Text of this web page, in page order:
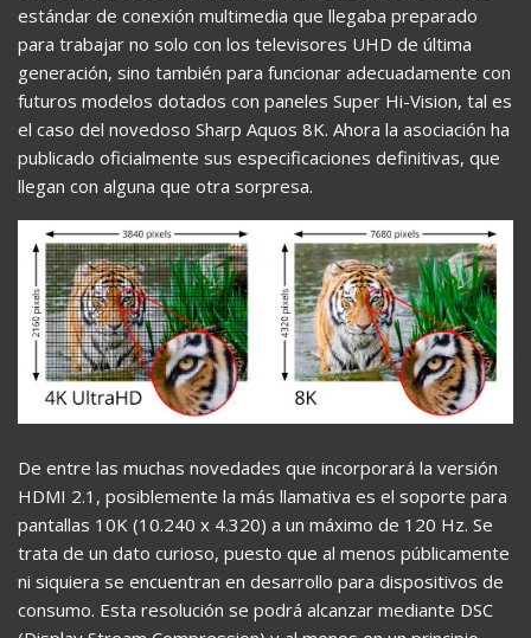
estándar de conexión multimedia que llegaba preparado
para trabajar no solo con los televisores UHD de última
generación, sino también para funcionar adecuadamente con
futuros modelos dotados con paneles Super Hi-Vision, tal es
el caso del novedoso Sharp Aquos 8K. Ahora la asociación ha
publicado oficialmente sus especificaciones definitivas, que
llegan con alguna que otra sorpresa.
De entre las muchas novedades que incorporará la versión
HDMI 2.1, posiblemente la más llamativa es el soporte para
pantallas 10K (10.240 x 4.320) a un máximo de 120 Hz. Se
trata de un dato curioso, puesto que al menos públicamente
ni siquiera se encuentran en desarrollo para dispositivos de
consumo. Esta resolución se podrá alcanzar mediante DSC